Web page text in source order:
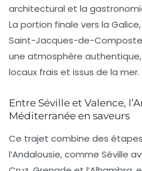
architectural et la
La portion finale vers la
Saint-Jacques-de-
une atmosphère
locaux frais et issus de la mer.
Entre Séville et Valence,
Méditerranée en saveurs
Ce trajet combine des
l’Andalousie, comme Séville